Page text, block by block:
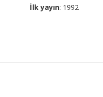
İlk yayın: 1992